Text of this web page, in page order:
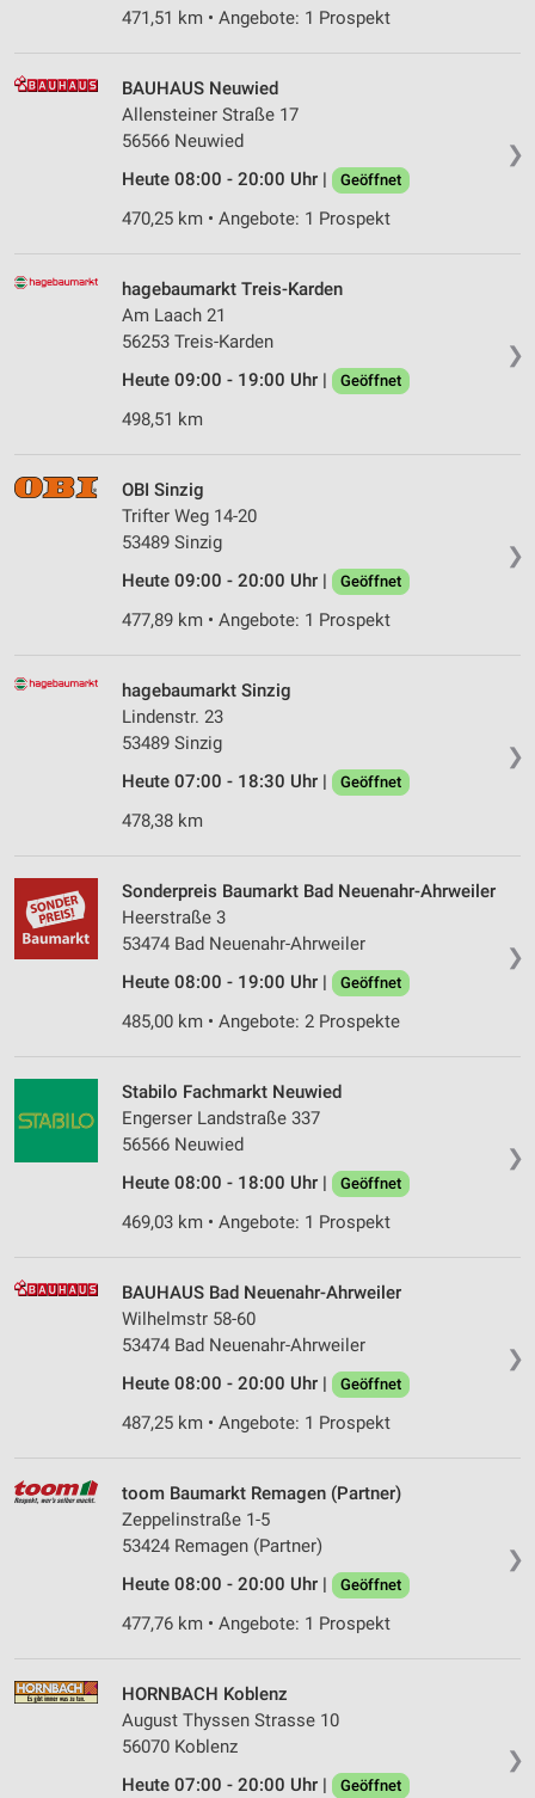
471,51 km • Angebote: 1 Prospekt
❯
BAUHAUS Neuwied
Allensteiner Straße 17
56566 Neuwied
Heute 08:00 - 20:00 Uhr |
Geöffnet
470,25 km • Angebote: 1 Prospekt
❯
hagebaumarkt Treis-Karden
Am Laach 21
56253 Treis-Karden
Heute 09:00 - 19:00 Uhr |
Geöffnet
498,51 km
❯
OBI Sinzig
Trifter Weg 14-20
53489 Sinzig
Heute 09:00 - 20:00 Uhr |
Geöffnet
477,89 km • Angebote: 1 Prospekt
❯
hagebaumarkt Sinzig
Lindenstr. 23
53489 Sinzig
Heute 07:00 - 18:30 Uhr |
Geöffnet
478,38 km
❯
Sonderpreis Baumarkt Bad Neuenahr-Ahrweiler
Heerstraße 3
53474 Bad Neuenahr-Ahrweiler
Heute 08:00 - 19:00 Uhr |
Geöffnet
485,00 km • Angebote: 2 Prospekte
❯
Stabilo Fachmarkt Neuwied
Engerser Landstraße 337
56566 Neuwied
Heute 08:00 - 18:00 Uhr |
Geöffnet
469,03 km • Angebote: 1 Prospekt
❯
BAUHAUS Bad Neuenahr-Ahrweiler
Wilhelmstr 58-60
53474 Bad Neuenahr-Ahrweiler
Heute 08:00 - 20:00 Uhr |
Geöffnet
487,25 km • Angebote: 1 Prospekt
❯
toom Baumarkt Remagen (Partner)
Zeppelinstraße 1-5
53424 Remagen (Partner)
Heute 08:00 - 20:00 Uhr |
Geöffnet
477,76 km • Angebote: 1 Prospekt
❯
HORNBACH Koblenz
August Thyssen Strasse 10
56070 Koblenz
Heute 07:00 - 20:00 Uhr |
Geöffnet